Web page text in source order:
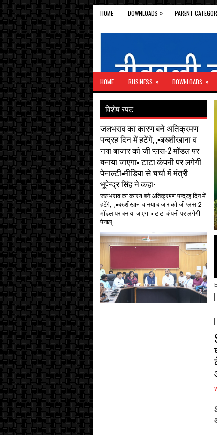
HOME DOWNLOADS » PARENT
HOME BUSINESS » DOWNLOADS »
विशेष रपट
जलभराव का कारण बने अतिक्रमण
पन्द्रह दिन में हटेंगे, ,▪️बख्शीखाना व
नया बाजार को जी प्लस-2 मॉडल पर
बनाया जाएगा▪️ टाटा कंपनी पर लगेगी
पेनाल्टी▪️मीडिया से चर्चा में मंत्री
भूपेन्द्र सिंह ने कहा-
जलभराव का कारण बने अतिक्रमण पन्द्रह दिन में
हटेंगे, ,▪️बख्शीखाना व नया बाजार को जी प्लस-2
मॉडल पर बनाया जाएगा ▪️ टाटा कंपनी पर लगेगी
पेनाल्...